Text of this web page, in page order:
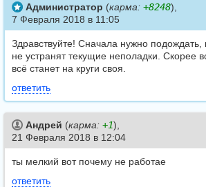
Администратор (карма: +8248),
7 Февраля 2018 в 11:05
Здравствуйте! Сначала нужно подождать,
не устранят текущие неполадки. Скорее
всё станет на круги своя.
ответить
Андрей (карма: +1),
21 Февраля 2018 в 12:04
ты мелкий вот почему не работае
ответить